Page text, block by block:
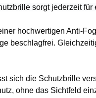
sorgt jederzeit
hochwertigen Anti-
beschlagfrei.
sich die Schutzbrille
ohne das Sichtfeld